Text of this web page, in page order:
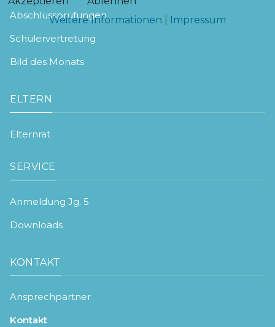
Abschlussprüfungen
Schülervertretung
Bild des Monats
ELTERN
Elternrat
SERVICE
Anmeldung Jg. 5
Downloads
KONTAKT
Ansprechpartner
Kontakt
Weitere Informationen
Impressum